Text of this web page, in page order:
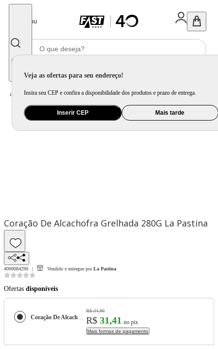
Menu
Veja as ofertas para seu endereço!
Insira seu CEP e confira a disponibilidade dos produtos e prazo de entrega.
Inserir CEP Mais tarde
Home Mercado / Alimento / Antepasto e Aperitivo
Coração De Alcachofra Grelhada 280G La Pastina
4000084290 Vendido e entregue por La Pastina
Ofertas disponíveis
Coração De Alcachofra Grelhada 280G La Pastina
R$ 34,90
R$ 31,41 no pix
Mais formas de pagamento